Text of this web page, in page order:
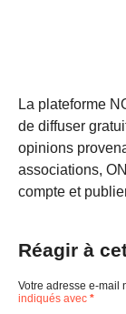
La plateforme
de diffuser
opinions
associations,
compte et
Réagir à
Votre adresse e-mail
indiqués avec *